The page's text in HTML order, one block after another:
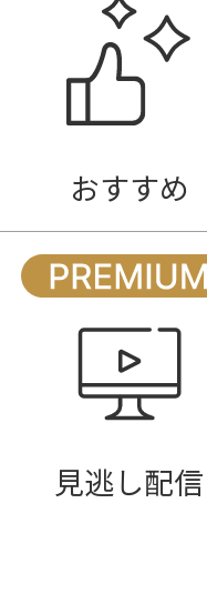
おすすめ
見逃し配信